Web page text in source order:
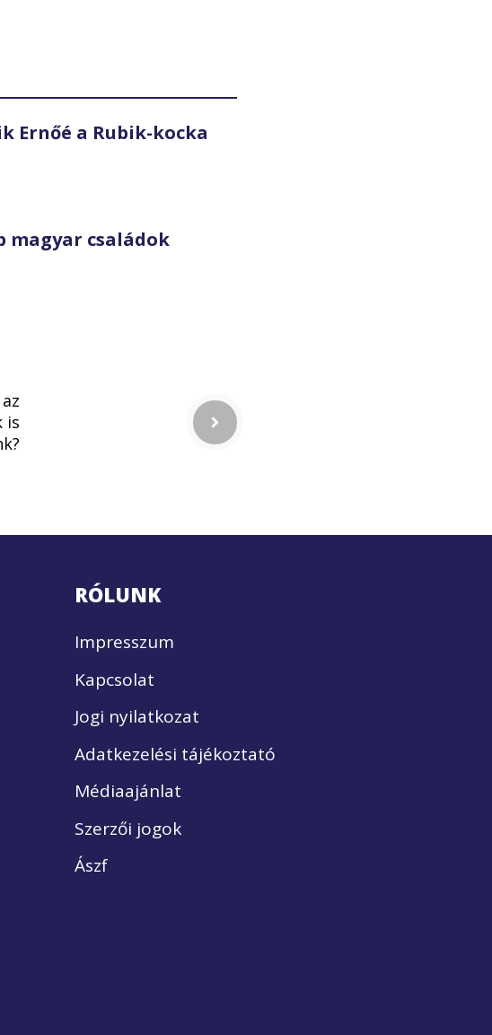
Ernőé a Rubik-kocka
magyar családok
is
RÓLUNK
Impresszum
Kapcsolat
Jogi nyilatkozat
Adatkezelési tájékoztató
Médiaajánlat
Szerzői jogok
Ászf